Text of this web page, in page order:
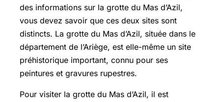
des informations sur la grotte du Mas d’Azil,
vous devez savoir que ces deux sites sont
distincts. La grotte du Mas d’Azil, située dans le
département de l’Ariège, est elle-même un site
préhistorique important, connu pour ses
peintures et gravures rupestres.
Pour visiter la grotte du Mas d’Azil, il est